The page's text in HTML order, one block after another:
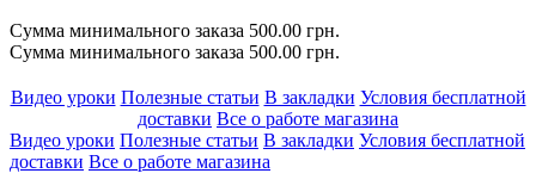
Сумма минимального заказа 500.00 грн.
Сумма минимального заказа 500.00 грн.
Видео уроки Полезные статьи В закладки Условия бесплатной
доставки Все о работе магазина
Видео уроки Полезные статьи В закладки Условия бесплатной
доставки Все о работе магазина